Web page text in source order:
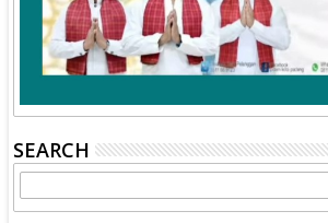
SEARCH